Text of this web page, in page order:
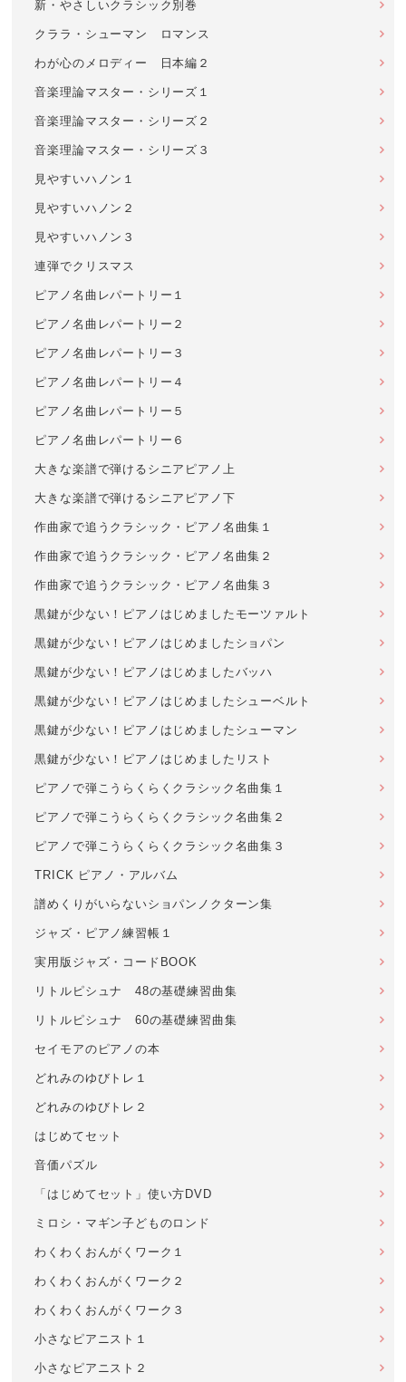
新・やさしいクラシック別巻
クララ・シューマン ロマンス
わが心のメロディー 日本編２
音楽理論マスター・シリーズ１
音楽理論マスター・シリーズ２
音楽理論マスター・シリーズ３
見やすいハノン１
見やすいハノン２
見やすいハノン３
連弾でクリスマス
ピアノ名曲レパートリー１
ピアノ名曲レパートリー２
ピアノ名曲レパートリー３
ピアノ名曲レパートリー４
ピアノ名曲レパートリー５
ピアノ名曲レパートリー６
大きな楽譜で弾けるシニアピアノ上
大きな楽譜で弾けるシニアピアノ下
作曲家で追うクラシック・ピアノ名曲集１
作曲家で追うクラシック・ピアノ名曲集２
作曲家で追うクラシック・ピアノ名曲集３
黒鍵が少ない！ピアノはじめましたモーツァルト
黒鍵が少ない！ピアノはじめましたショパン
黒鍵が少ない！ピアノはじめましたバッハ
黒鍵が少ない！ピアノはじめましたシューベルト
黒鍵が少ない！ピアノはじめましたシューマン
黒鍵が少ない！ピアノはじめましたリスト
ピアノで弾こうらくらくクラシック名曲集１
ピアノで弾こうらくらくクラシック名曲集２
ピアノで弾こうらくらくクラシック名曲集３
TRICK ピアノ・アルバム
譜めくりがいらないショパンノクターン集
ジャズ・ピアノ練習帳１
実用版ジャズ・コードBOOK
リトルピシュナ 48の基礎練習曲集
リトルピシュナ 60の基礎練習曲集
セイモアのピアノの本
どれみのゆびトレ１
どれみのゆびトレ２
はじめてセット
音価パズル
「はじめてセット」使い方DVD
ミロシ・マギン子どものロンド
わくわくおんがくワーク１
わくわくおんがくワーク２
わくわくおんがくワーク３
小さなピアニスト１
小さなピアニスト２